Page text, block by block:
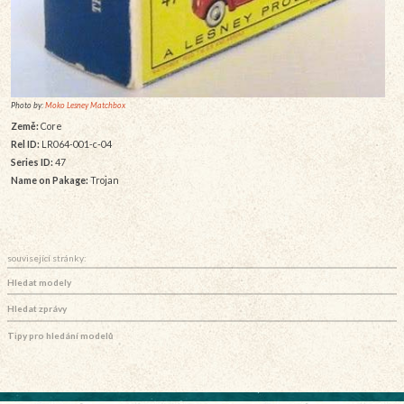
Photo by:Moko Lesney Matchbox
Země:Core
Rel ID: LR064-001-c-04
Series ID: 47
Name on Pakage: Trojan
související stránky:
Hledat modely
Hledat zprávy
Tipy pro hledání modelů